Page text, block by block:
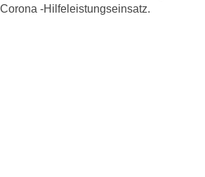
Corona -Hilfeleistungseinsatz.